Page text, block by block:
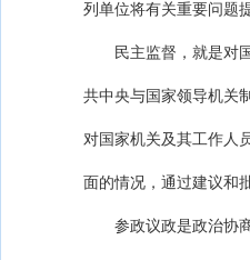
列单位将有关重要问题
民主监督，就是对国
共中央与国家领导机关
对国家机关及其工作人
面的情况，通过建议和
参政议政是政治协商